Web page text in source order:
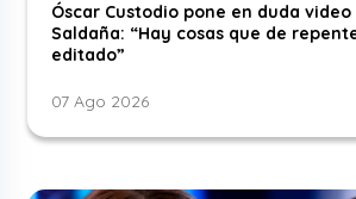
Óscar Custodio pone en duda video
Saldaña: “Hay cosas que de
editado”
07 Ago 2026